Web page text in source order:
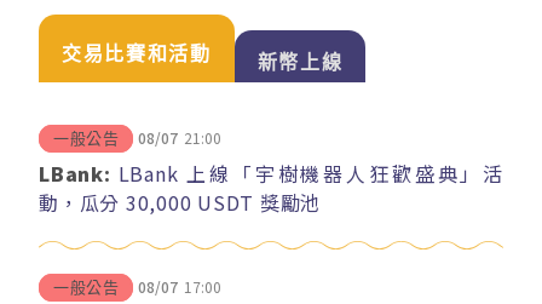
交易比賽和活動 新幣上線
一般公告 08/07 21:00
LBank: LBank 上線「宇樹機器人狂歡盛典」活
動，瓜分 30,000 USDT 獎勵池
一般公告 08/07 17:00